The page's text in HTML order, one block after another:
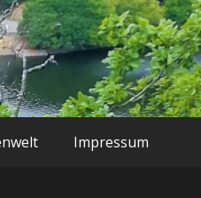
Impressum